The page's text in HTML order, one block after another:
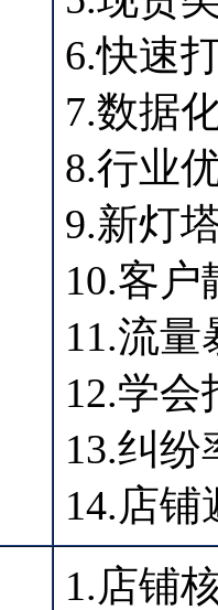
6.快速
7.数据
8.行业
9.新灯
10.客
11.流
12.学
13.纠
14.店
1.店铺